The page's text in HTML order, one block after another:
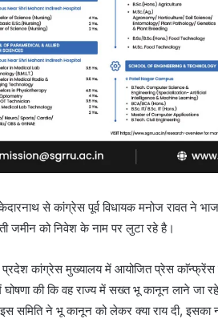
से कांग्रेस पूर्व विधायक मनोज रावत ने
जमीन को निवेश के नाम पर लुटा रहे है।
प्रदेश कांग्रेस मुख्यालय में आयोजित प्रेस काॅन्फ्रेंस
घोषणा की कि वह राज्य में सख्त भू कानून लाने जा
समिति ने भू कानून को लेकर क्या राय दी, इसका